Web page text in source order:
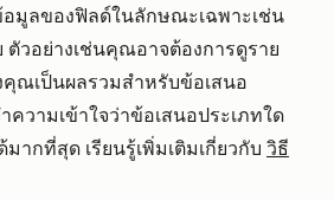
มูลของฟิลด์ในลักษณะเฉพาะเช่น
ตัวอย่างเช่นคุณอาจต้องการดูราย
ณเป็นผลรวมสำหรับข้อเสนอ
ความเข้าใจว่าข้อเสนอประเภทใด
มากที่สุด เรียนรู้เพิ่มเติมเกี่ยวกับ วิธี